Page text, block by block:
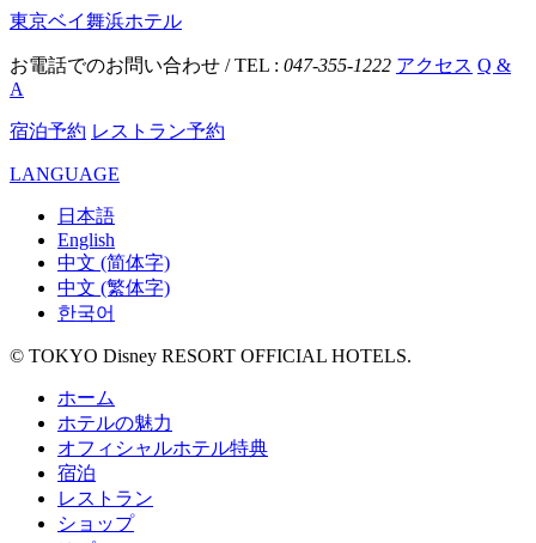
東京ベイ舞浜ホテル
お電話でのお問い合わせ / TEL : 047-355-1222 アクセス Q &
A
宿泊予約 レストラン予約
LANGUAGE
日本語
English
中文 (简体字)
中文 (繁体字)
한국어
© TOKYO Disney RESORT OFFICIAL HOTELS.
ホーム
ホテルの魅力
オフィシャルホテル特典
宿泊
レストラン
ショップ